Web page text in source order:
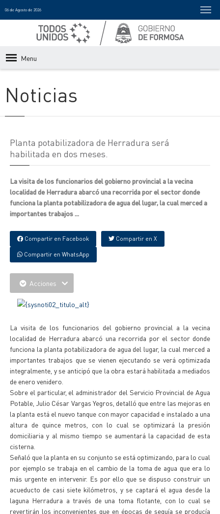
06 de Agosto de 2026
Menu
Noticias
Planta potabilizadora de Herradura será
habilitada en dos meses.
La visita de los funcionarios del gobierno provincial a la vecina
localidad de Herradura abarcó una recorrida por el sector donde
funciona la planta potabilizadora de agua del lugar, la cual merced a
importantes trabajos ...
Compartir en Facebook Compartir en X
Compartir en WhatsApp
Acciones
La visita de los funcionarios del gobierno provincial a la vecina
localidad de Herradura abarcó una recorrida por el sector donde
funciona la planta potabilizadora de agua del lugar, la cual merced a
importantes trabajos que se vienen ejecutando se verá optimizada
integralmente, y se anticipó que la obra estará habilitada a mediados
de enero venidero.
Sobre el particular, el administrador del Servicio Provincial de Agua
Potable, Julio César Vargas Yegros, detalló que entre las mejoras en
la planta está el nuevo tanque con mayor capacidad e instalado a una
altura de quince metros, con lo cual se optimizará la presión
domiciliaria y al mismo tiempo se aumentará la capacidad de esta
cisterna.
Señaló que la planta en su conjunto se está optimizando, para lo cual
por ejemplo se trabaja en el cambio de la toma de agua que era lo
más urgente en intervenir. Es por ello que se dispuso construir un
acueducto de casi siete kilómetros, y se captará el agua desde la
laguna Herradura a través de una toma flotante, con lo cual se
revertirán los inconvenientes que en épocas de sequía se producía